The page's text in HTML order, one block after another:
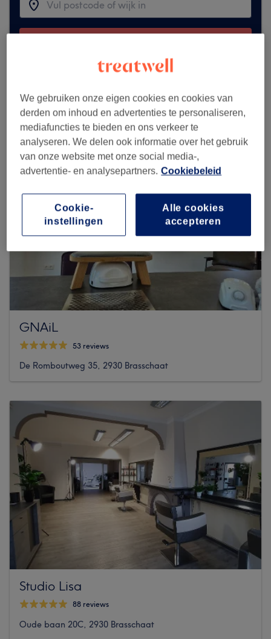
Zoek meer salons
GNAiL
53 reviews
De Romboutweg 35, 2930 Brasschaat
Studio Lisa
88 reviews
Oude baan 20C, 2930 Brasschaat
We gebruiken onze eigen cookies en cookies van
derden om inhoud en advertenties te personaliseren,
mediafuncties te bieden en ons verkeer te
analyseren. We delen ook informatie over het gebruik
van onze website met onze social media-,
advertentie- en analysepartners. Cookiebeleid
Alle cookies
accepteren
Cookie-
instellingen